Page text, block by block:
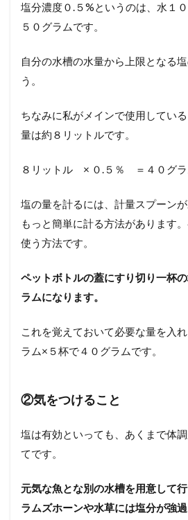
塩分濃度０.５%というのは、水１
５０グラムです。
自分の水槽の水量から上限となる
う。
ちなみに私がメインで使用してい
量は約８リットルです。
８リットル × ０.５％ ＝４０グラ
塩の量を計るには、計量スプーンが
もっと簡単に計る方法があります
使う方法です。
ペットボトルの蓋にすり切り一杯
ラムになります。
これを覚えておいて必要な量を入
ラム×５杯で４０グラムです。
②気をつけること
塩は有効といっても、あくまで体
てです。
元気な魚とな別の水槽を用意して行
ラムズホーンや水草には塩分が強